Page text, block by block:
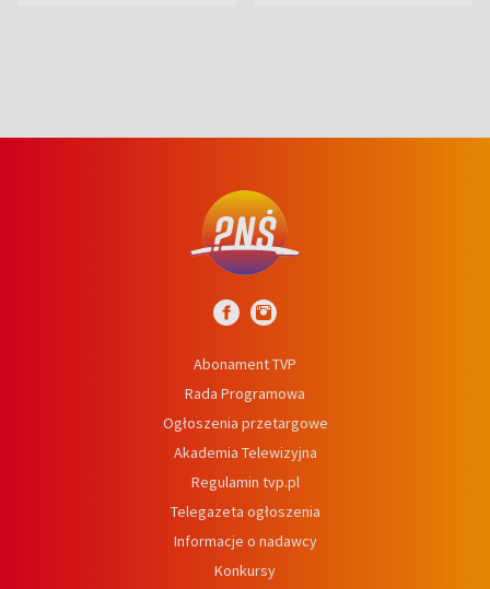
Abonament TVP
Rada Programowa
Ogłoszenia przetargowe
Akademia Telewizyjna
Regulamin tvp.pl
Telegazeta ogłoszenia
Informacje o nadawcy
Konkursy